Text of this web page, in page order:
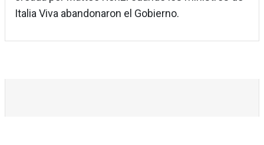
Italia Viva abandonaron el Gobierno.